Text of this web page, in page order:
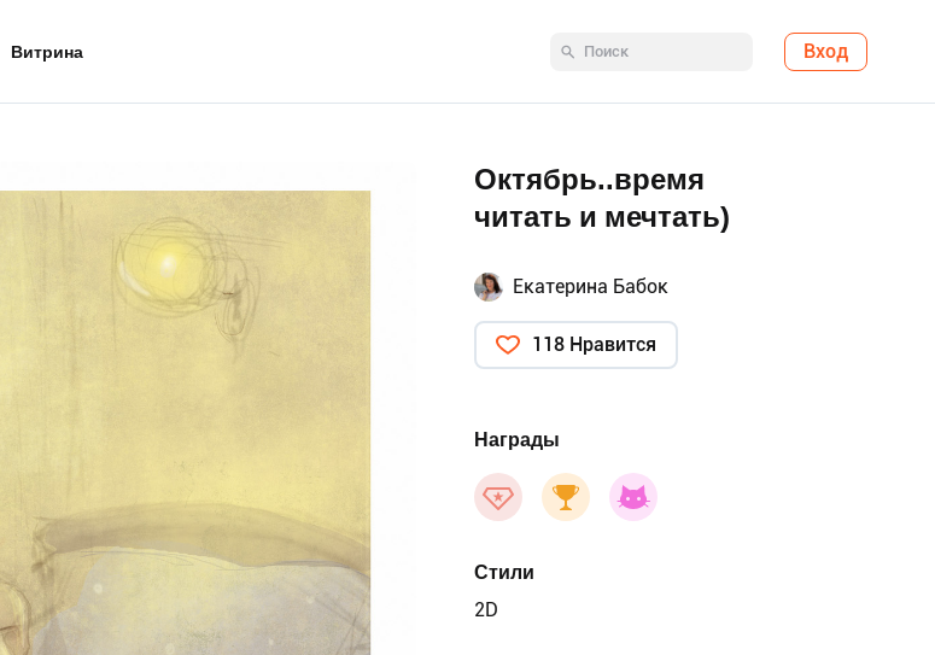
Витрина Вход
Октябрь..время
читать и мечтать)
Екатерина Бабок
118 Нравится
Награды
Стили
2D